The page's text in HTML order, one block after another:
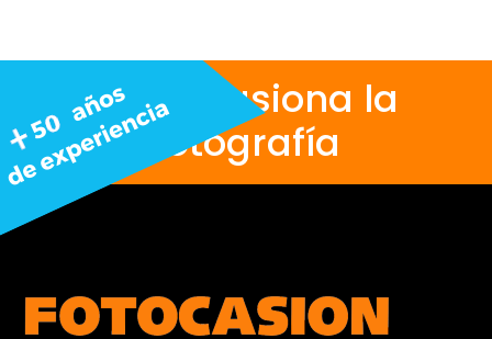
Nos apasiona la
fotografía